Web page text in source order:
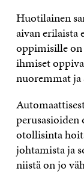
Huotilainen
aivan
oppimisille on
ihmiset
nuoremmat
otollisinta
johtamista ja
niistä on jo